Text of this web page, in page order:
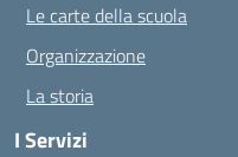
Le carte della scuola
Organizzazione
La storia
I Servizi